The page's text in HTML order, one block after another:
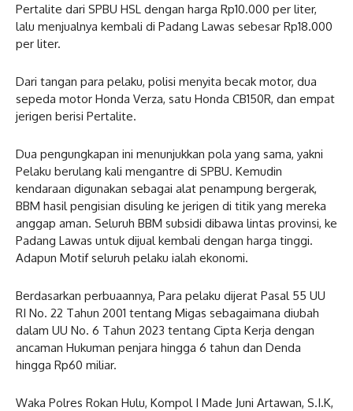
Pertalite dari SPBU HSL dengan harga Rp10.000 per liter,
lalu menjualnya kembali di Padang Lawas sebesar Rp18.000
per liter.
Dari tangan para pelaku, polisi menyita becak motor, dua
sepeda motor Honda Verza, satu Honda CB150R, dan empat
jerigen berisi Pertalite.
Dua pengungkapan ini menunjukkan pola yang sama, yakni
Pelaku berulang kali mengantre di SPBU. Kemudin
kendaraan digunakan sebagai alat penampung bergerak,
BBM hasil pengisian disuling ke jerigen di titik yang mereka
anggap aman. Seluruh BBM subsidi dibawa lintas provinsi, ke
Padang Lawas untuk dijual kembali dengan harga tinggi.
Adapun Motif seluruh pelaku ialah ekonomi.
Berdasarkan perbuaannya, Para pelaku dijerat Pasal 55 UU
RI No. 22 Tahun 2001 tentang Migas sebagaimana diubah
dalam UU No. 6 Tahun 2023 tentang Cipta Kerja dengan
ancaman Hukuman penjara hingga 6 tahun dan Denda
hingga Rp60 miliar.
Waka Polres Rokan Hulu, Kompol I Made Juni Artawan, S.I.K,